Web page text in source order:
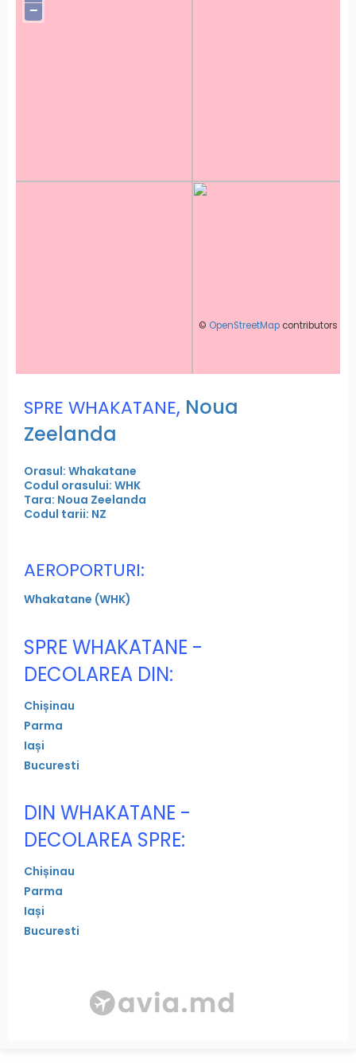
−
© OpenStreetMap contributors
SPRE WHAKATANE, Noua
Zeelanda
Orasul: Whakatane
Codul orasului: WHK
Tara: Noua Zeelanda
Codul tarii: NZ
AEROPORTURI:
Whakatane (WHK)
SPRE WHAKATANE -
DECOLAREA DIN:
Chișinau
Parma
Iași
Bucuresti
DIN WHAKATANE -
DECOLAREA SPRE:
Chișinau
Parma
Iași
Bucuresti